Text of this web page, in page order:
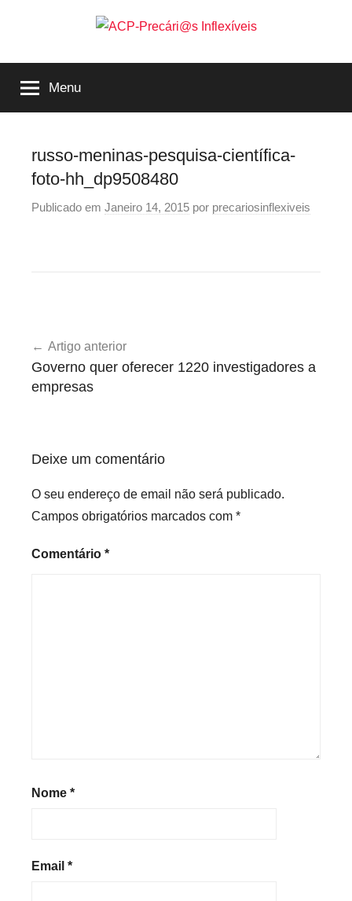
ACP-
Precári@s
Inflexíveis
Menu
russo-meninas-pesquisa-científica-
foto-hh_dp9508480
Publicado em Janeiro 14, 2015 por precariosinflexiveis
de
artigos
Artigo anterior
Governo quer oferecer 1220 investigadores a
empresas
Deixe um comentário
O seu endereço de email não será publicado.
Campos obrigatórios marcados com *
Comentário *
Nome *
Email *